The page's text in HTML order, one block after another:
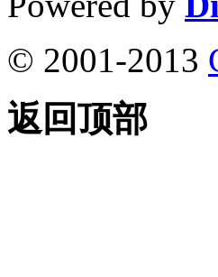
© 2001-2013
返回顶部